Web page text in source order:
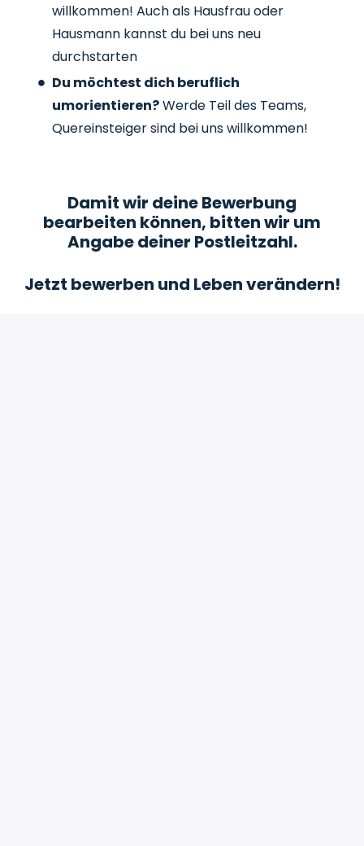
willkommen! Auch als Hausfrau oder
Hausmann kannst du bei uns neu
durchstarten
Du möchtest dich beruflich
umorientieren?Werde Teil des Teams,
Quereinsteiger sind bei uns willkommen!
Damit wir deine Bewerbung
bearbeiten können, bitten wir um
Angabe deiner Postleitzahl.
Jetzt bewerben und Leben verändern!